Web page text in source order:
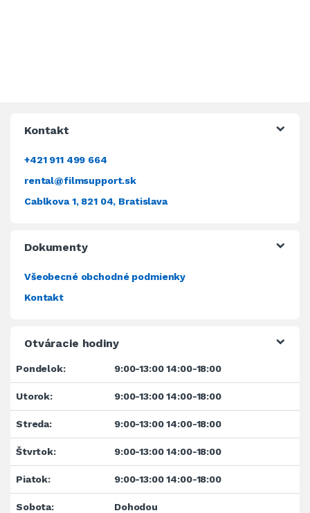
Kontakt
+421 911 499 664
rental@filmsupport.sk
Cablkova 1, 821 04, Bratislava
Dokumenty
Všeobecné obchodné podmienky
Kontakt
Otváracie hodiny
Pondelok: 9:00-13:00 14:00-18:00
Utorok: 9:00-13:00 14:00-18:00
Streda: 9:00-13:00 14:00-18:00
Štvrtok: 9:00-13:00 14:00-18:00
Piatok: 9:00-13:00 14:00-18:00
Sobota: Dohodou